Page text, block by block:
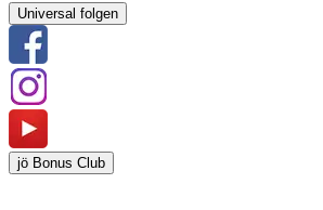
Universal folgen
jö Bonus Club